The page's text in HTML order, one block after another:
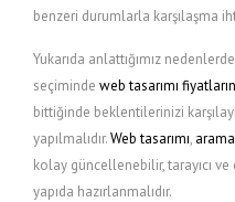
benzeri durumlarla karşılaşma
Yukarıda anlattığımız
seçiminde web tasarımı
bittiğinde beklentilerinizi
yapılmalıdır.Web tasarımı,
kolay güncellenebilir, tarayıcı
yapıda hazırlanmalıdır.